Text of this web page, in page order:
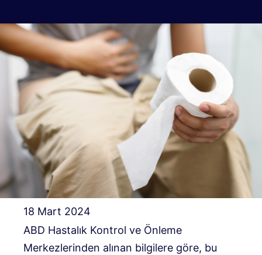
18 Mart 2024
ABD Hastalık Kontrol ve Önleme
Merkezlerinden alınan bilgilere göre, bu